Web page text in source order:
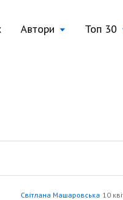
Автори Топ 30
Світлана Машаровська 10